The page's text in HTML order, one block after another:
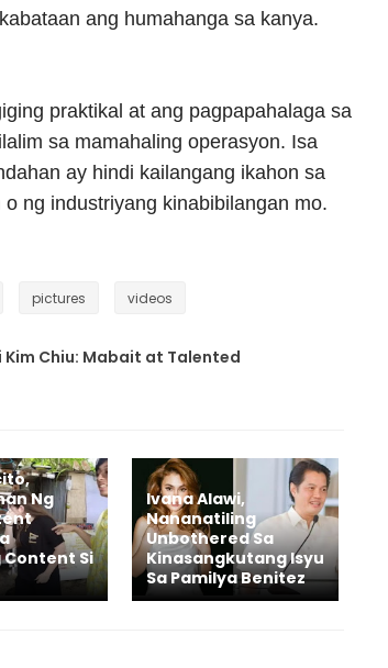
ang humahanga sa kanya.
praktikal at ang pagpapahalaga sa
sa mamahaling operasyon. Isa
ay hindi kailangang ikahon sa
ng industriyang kinabibilangan mo.
pictures videos
Kim Chiu: Mabait at Talented
Ng
Si
Ivana Alawi,
Nananatiling
Unbothered Sa
Kinasangkutang Isyu
Sa Pamilya Benitez